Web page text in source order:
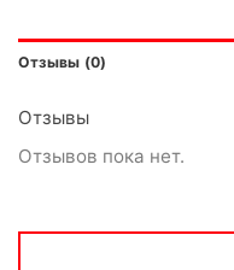
Отзывы (0)
Отзывы
Отзывов пока нет.